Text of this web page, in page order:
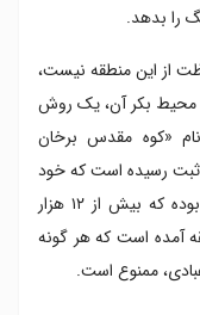
را بدهد.
از این منطقه نیست،
محیط بکر آن، یک روش
«کوه مقدس برخان
رسیده است که خود
بخشی از «منطقه حفاظت‌شده خان خنتی» بوده که بیش از ۱۲ هزار
آمده است که هر گونه
ممنوع است.